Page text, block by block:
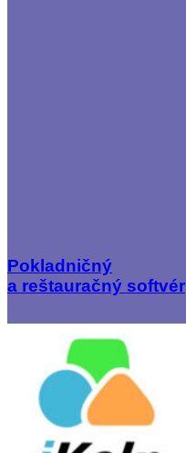
Pokladničný
a reštauračný softvér